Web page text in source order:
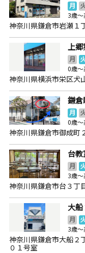
月
3歳～
神奈川県鎌倉市岩瀬１
上
月
0歳～
神奈川県横浜市栄区犬
鎌倉
月
0歳～
神奈川県鎌倉市御成
台教
月
3歳～
神奈川県鎌倉市台３丁
大
月
3歳～
神奈川県鎌倉市大船
０１号室